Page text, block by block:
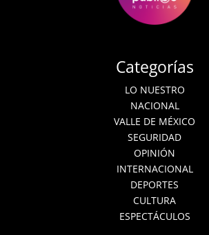
Categorías
LO NUESTRO
NACIONAL
VALLE DE MÉXICO
SEGURIDAD
OPINIÓN
INTERNACIONAL
DEPORTES
CULTURA
ESPECTÁCULOS